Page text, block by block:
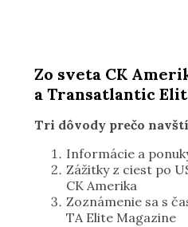
Zo sveta CK
a Transatlantic
Tri dôvody prečo
Informácie a
Zážitky z ciest po
CK Amerika
Zoznámenie sa s
TA Elite Magazine